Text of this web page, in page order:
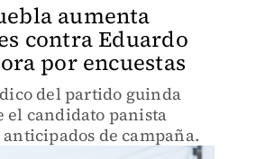
aumenta
contra Eduardo
por encuestas
del partido guinda
el candidato panista
anticipados de campaña.